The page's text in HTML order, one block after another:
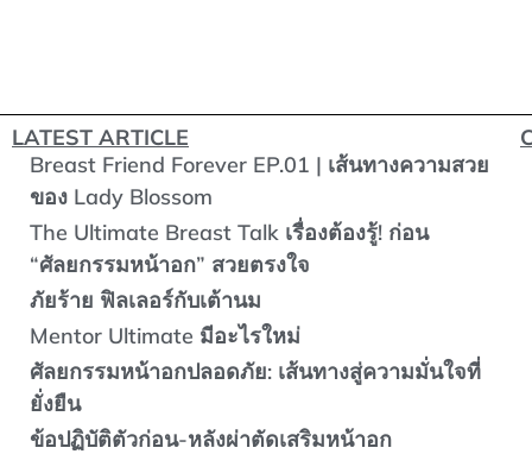
LATEST ARTICLE
Breast Friend Forever EP.01 | เส้นทางความสวย
ของ Lady Blossom
The Ultimate Breast Talk เรื่องต้องรู้! ก่อน
“ศัลยกรรมหน้าอก” สวยตรงใจ
ภัยร้าย ฟิลเลอร์กับเต้านม
Mentor Ultimate มีอะไรใหม่
ศัลยกรรมหน้าอกปลอดภัย: เส้นทางสู่ความมั่นใจที่
ยั่งยืน
ข้อปฏิบัติตัวก่อน-หลังผ่าตัดเสริมหน้าอก